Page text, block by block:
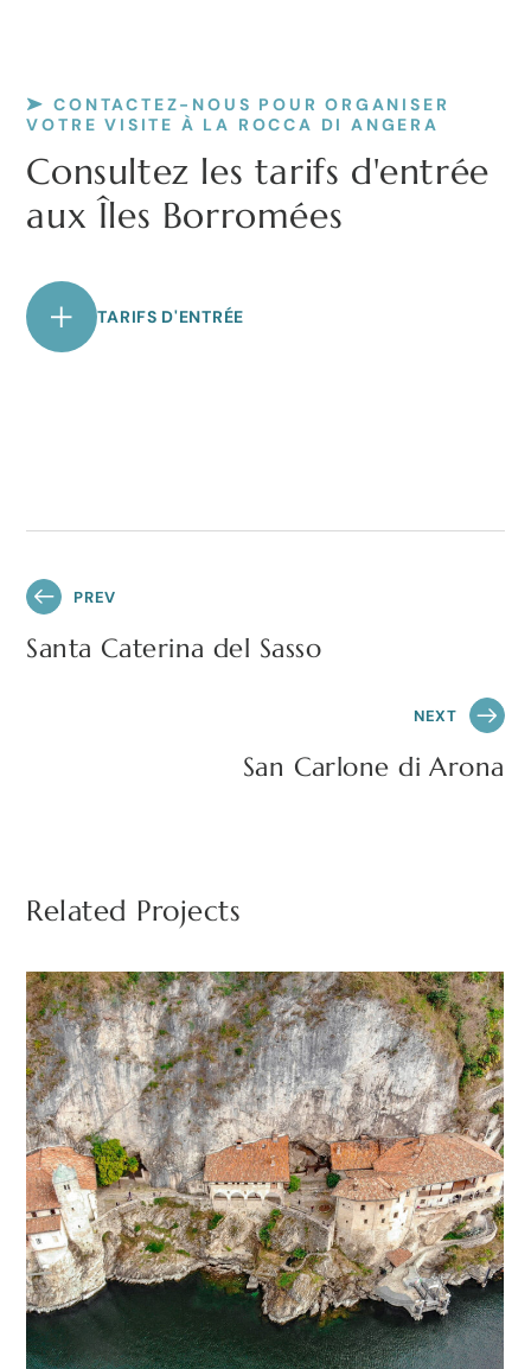
CONTACTEZ-NOUS POUR ORGANISER
VOTRE VISITE À LA ROCCA DI ANGERA
Consultez les tarifs d'entrée
aux Îles Borromées
TARIFS D'ENTRÉE
PREV
Santa Caterina del Sasso
NEXT
San Carlone di Arona
Related Projects
Santa Caterina del
Sasso
LAGO MAGGIORE